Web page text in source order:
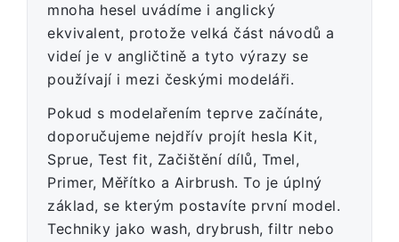
mnoha hesel uvádíme i anglický
ekvivalent, protože velká část návodů a
videí je v angličtině a tyto výrazy se
používají i mezi českými modeláři.
Pokud s modelařením teprve začínáte,
doporučujeme nejdřív projít hesla Kit,
Sprue, Test fit, Začištění dílů, Tmel,
Primer, Měřítko a Airbrush. To je úplný
základ, se kterým postavíte první model.
Techniky jako wash, drybrush, filtr nebo